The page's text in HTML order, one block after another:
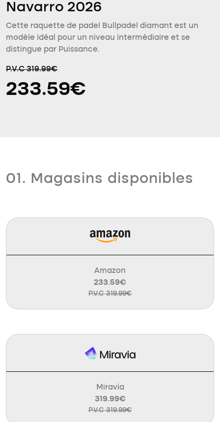
Navarro 2026
Cette raquette de padel Bullpadel diamant est un
modèle idéal pour un niveau intermédiaire et se
distingue par Puissance.
P.V.C 319.99€
233.59€
01. Magasins disponibles
Amazon
233.59€
P.V.C 319.99€
Miravia
319.99€
P.V.C 319.99€